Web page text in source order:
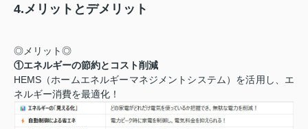
4.メリットとデメリット
◎メリット◎
①エネルギーの節約とコスト削減
HEMS（ホームエネルギーマネジメントシステム）を活用し、エ
ネルギー消費を最適化！